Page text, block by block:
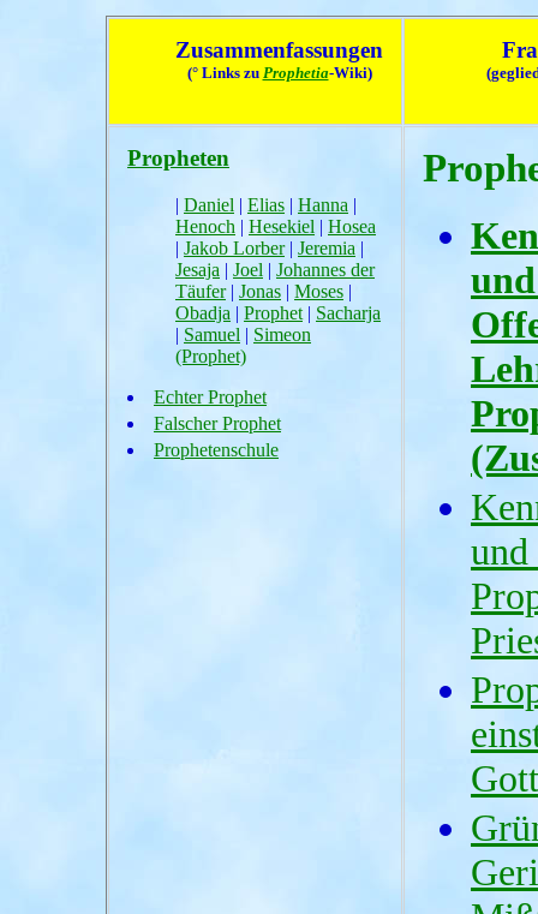
Zusammenfassungen
(° Links zu Prophetia-Wiki)
Propheten
| Daniel | Elias | Hanna |
Henoch | Hesekiel | Hosea
| Jakob Lorber| Jeremia |
Jesaja | Joel | Johannes der
Täufer| Jonas | Moses |
Obadja | Prophet | Sacharja
| Samuel | Simeon
(Prophet)
Echter Prophet
Falscher Prophet
Prophetenschule
und